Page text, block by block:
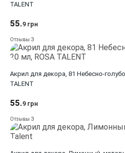
TALENT
55.9 грн
Отзывы 3
Акрил для декора, 81 Небесно-
TALENT
55.9 грн
Отзывы 3